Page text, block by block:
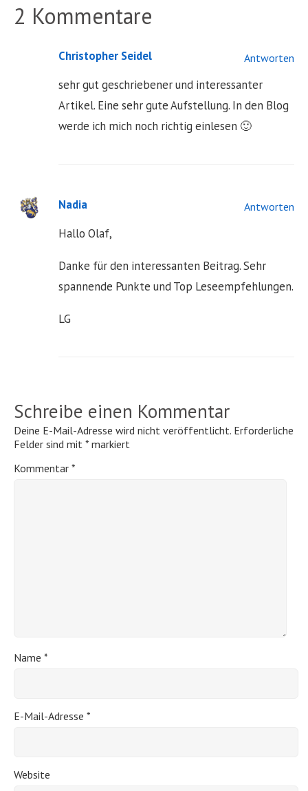
2 Kommentare
Christopher Seidel Antworten
sehr gut geschriebener und interessanter
Artikel. Eine sehr gute Aufstellung. In den Blog
werde ich mich noch richtig einlesen 🙂
Nadia Antworten
Hallo Olaf,
Danke für den interessanten Beitrag. Sehr
spannende Punkte und Top Leseempfehlungen.
LG
Schreibe einen Kommentar
Deine E-Mail-Adresse wird nicht veröffentlicht. Erforderliche
Felder sind mit * markiert
Kommentar *
Name *
E-Mail-Adresse *
Website